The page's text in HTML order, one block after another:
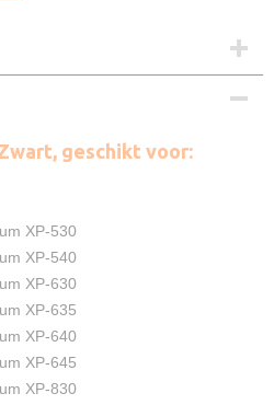
geschikt voor:
XP-530
XP-540
XP-630
XP-635
XP-640
XP-645
XP-830